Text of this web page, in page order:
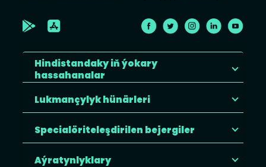
Hindistandaky iň ýokary
hassahanalar
Lukmançylyk hünärleri
Specialöriteleşdirilen bejergiler
Aýratynlyklary